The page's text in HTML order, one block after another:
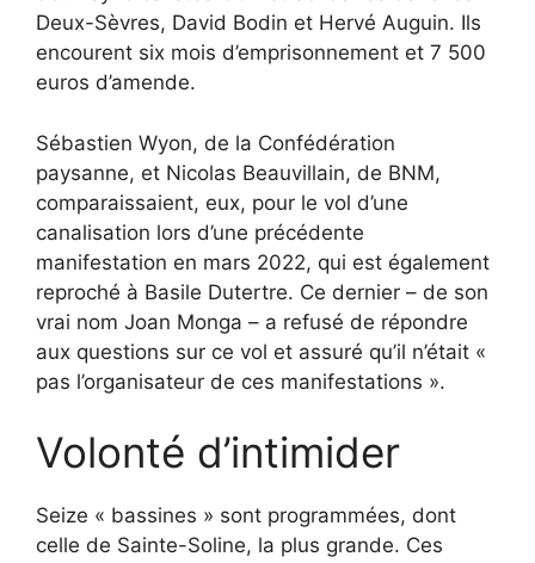
Deux-Sèvres, David Bodin et Hervé Auguin. Ils
encourent six mois d’emprisonnement et 7 500
euros d’amende.
Sébastien Wyon, de la Confédération
paysanne, et Nicolas Beauvillain, de BNM,
comparaissaient, eux, pour le vol d’une
canalisation lors d’une précédente
manifestation en mars 2022, qui est également
reproché à Basile Dutertre. Ce dernier – de son
vrai nom Joan Monga – a refusé de répondre
aux questions sur ce vol et assuré qu’il n’était «
pas l’organisateur de ces manifestations ».
Volonté d’intimider
Seize « bassines » sont programmées, dont
celle de Sainte-Soline, la plus grande. Ces